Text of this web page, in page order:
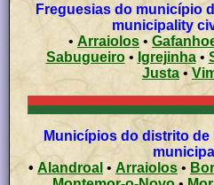
Freguesias do município de
municipality
• Arraiolos • Gafanhoeira (São
Sabugueiro• Igrejinha•
Justa •
Municípios do distrito
• Alandroal • Arraiolos •